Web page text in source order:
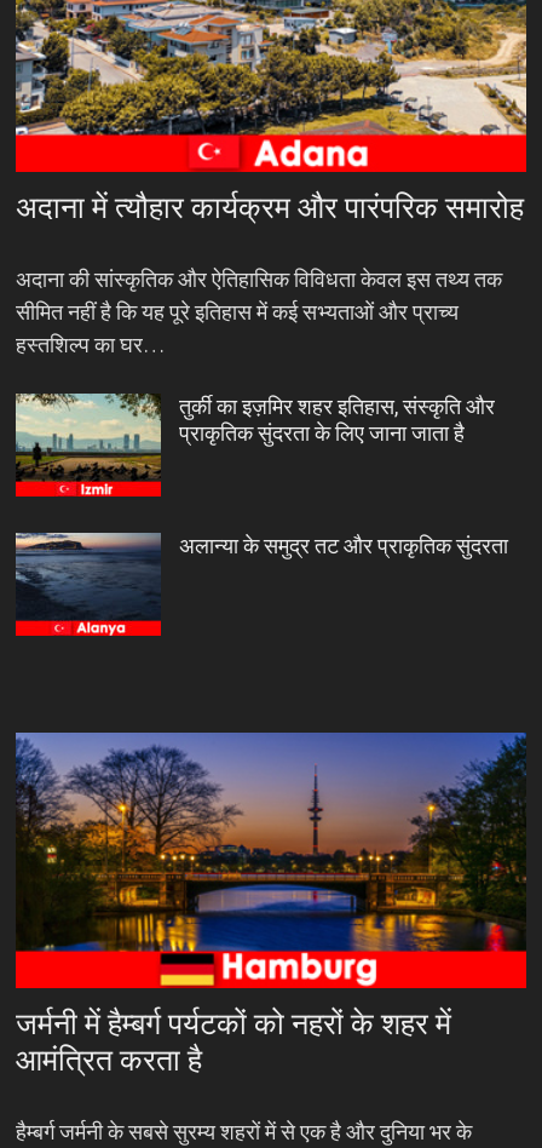
अदाना में त्यौहार कार्यक्रम और पारंपरिक समारोह
अदाना की सांस्कृतिक और ऐतिहासिक विविधता केवल इस तथ्य तक
सीमित नहीं है कि यह पूरे इतिहास में कई सभ्यताओं और प्राच्य
हस्तशिल्प का घर…
तुर्की का इज़मिर शहर इतिहास, संस्कृति और
प्राकृतिक सुंदरता के लिए जाना जाता है
अलान्या के समुद्र तट और प्राकृतिक सुंदरता
जर्मनी में हैम्बर्ग पर्यटकों को नहरों के शहर में
आमंत्रित करता है
हैम्बर्ग जर्मनी के सबसे सुरम्य शहरों में से एक है और दुनिया भर के